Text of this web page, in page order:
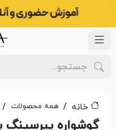
خانه همه محصولات
گوشواره پیرسینگ